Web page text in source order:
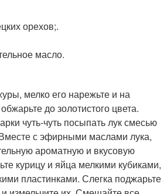
орехов;.
масло.
мелко его нарежьте и на
до золотистого цвета.
чуть-чуть посыпать лук смесью
с эфирными маслами лука,
ароматную и вкусовую
курицу и яйца мелкими кубиками,
пластинками. Слегка поджарьте